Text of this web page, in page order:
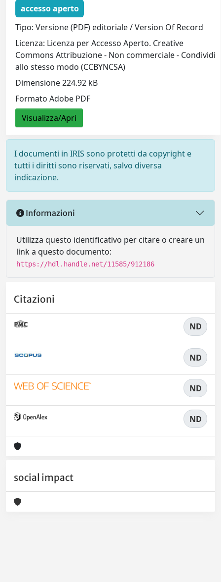
accesso aperto
Tipo: Versione (PDF) editoriale / Version Of Record
Licenza: Licenza per Accesso Aperto. Creative
Commons Attribuzione - Non commerciale - Condividi
allo stesso modo (CCBYNCSA)
Dimensione 224.92 kB
Formato Adobe PDF
Visualizza/Apri
I documenti in IRIS sono protetti da copyright e
tutti i diritti sono riservati, salvo diversa
indicazione.
Informazioni
Utilizza questo identificativo per citare o creare un
link a questo documento:
https://hdl.handle.net/11585/912186
Citazioni
ND
ND
ND
ND
social impact